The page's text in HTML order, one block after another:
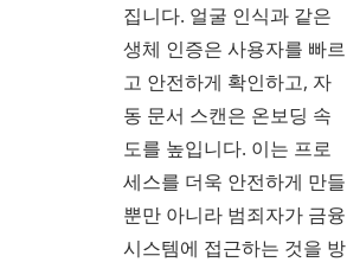
집니다. 얼굴 인식과 같은
생체 인증은 사용자를 빠르
고 안전하게 확인하고, 자
동 문서 스캔은 온보딩 속
도를 높입니다. 이는 프로
세스를 더욱 안전하게 만들
뿐만 아니라 범죄자가 금융
시스템에 접근하는 것을 방